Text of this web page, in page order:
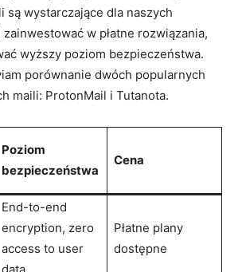
są wystarczające dla naszych
w płatne rozwiązania,
wyższy poziom bezpieczeństwa.
porównanie dwóch popularnych
maili: ProtonMail i Tutanota.
Poziom
bezpieczeństwa
Cena
End-to-end
encryption, zero
access to user
Płatne plany
dostępne